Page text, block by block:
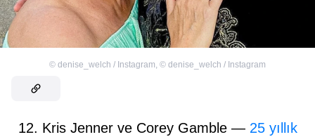
© denise_welch / Instagram © denise_welch / Instagram
12. Kris Jenner ve Corey Gamble — 25 yıllık